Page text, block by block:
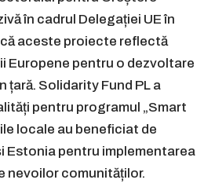
în cadrul Delegației UE în
aceste proiecte reflectă
Europene pentru o dezvoltare
țară. Solidarity Fund PL a
pentru programul „Smart
locale au beneficiat de
Estonia pentru implementarea
nevoilor comunităților.